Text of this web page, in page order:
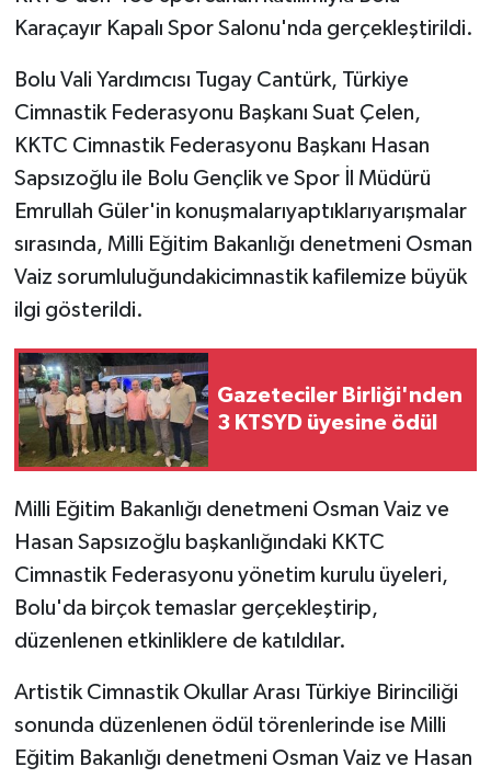
Karaçayır Kapalı Spor Salonu'nda gerçekleştirildi.
Bolu Vali Yardımcısı Tugay Cantürk, Türkiye
Cimnastik Federasyonu Başkanı Suat Çelen,
KKTC Cimnastik Federasyonu Başkanı Hasan
Sapsızoğlu ile Bolu Gençlik ve Spor İl Müdürü
Emrullah Güler'in konuşmalarıyaptıklarıyarışmalar
sırasında, Milli Eğitim Bakanlığı denetmeni Osman
Vaiz sorumluluğundakicimnastik kafilemize büyük
ilgi gösterildi.
Gazeteciler Birliği'nden
3 KTSYD üyesine ödül
Milli Eğitim Bakanlığı denetmeni Osman Vaiz ve
Hasan Sapsızoğlu başkanlığındaki KKTC
Cimnastik Federasyonu yönetim kurulu üyeleri,
Bolu'da birçok temaslar gerçekleştirip,
düzenlenen etkinliklere de katıldılar.
Artistik Cimnastik Okullar Arası Türkiye Birinciliği
sonunda düzenlenen ödül törenlerinde ise Milli
Eğitim Bakanlığı denetmeni Osman Vaiz ve Hasan